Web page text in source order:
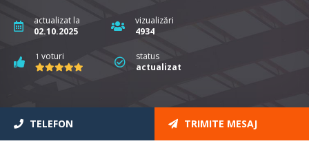
actualizat la
02.10.2025
vizualizări
4934
1 voturi
status
actualizat
TELEFON TRIMITE MESAJ